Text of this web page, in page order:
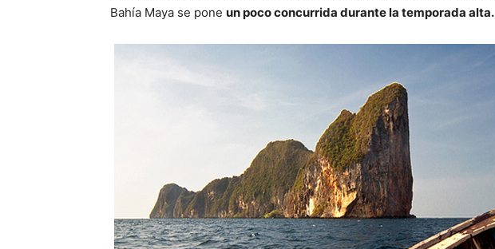
Bahía Maya se pone un poco concurrida durante la temporada alta.